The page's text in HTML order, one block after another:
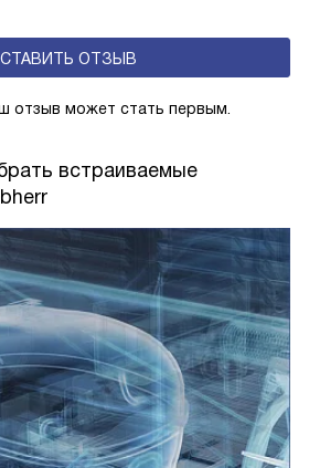
оснащены нулевой зоной
Они встречаются в сериях Plus,
ОТЗЫВ
отзыв может стать первым.
встраиваемые